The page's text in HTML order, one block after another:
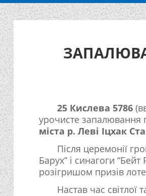
25 Кислева 5786
урочисте запалювання
міста р. Леві Іцхак
Після церемонії
Барух” і синагоги
розігришом призів
Настав час